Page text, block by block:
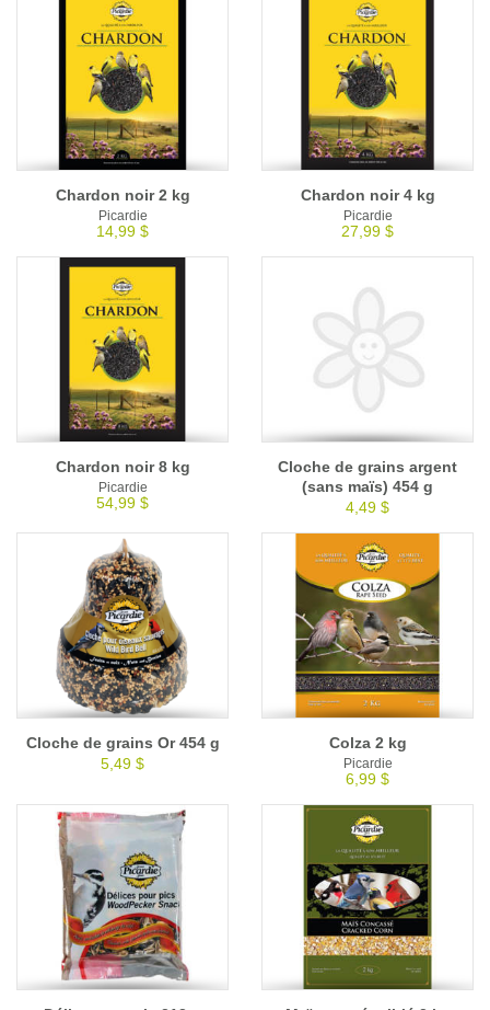
Chardon noir 2 kg
Picardie
14,99 $
Chardon noir 4 kg
Picardie
27,99 $
Chardon noir 8 kg
Picardie
54,99 $
Cloche de grains argent
(sans maïs) 454 g
4,49 $
Cloche de grains Or 454 g
5,49 $
Colza 2 kg
Picardie
6,99 $